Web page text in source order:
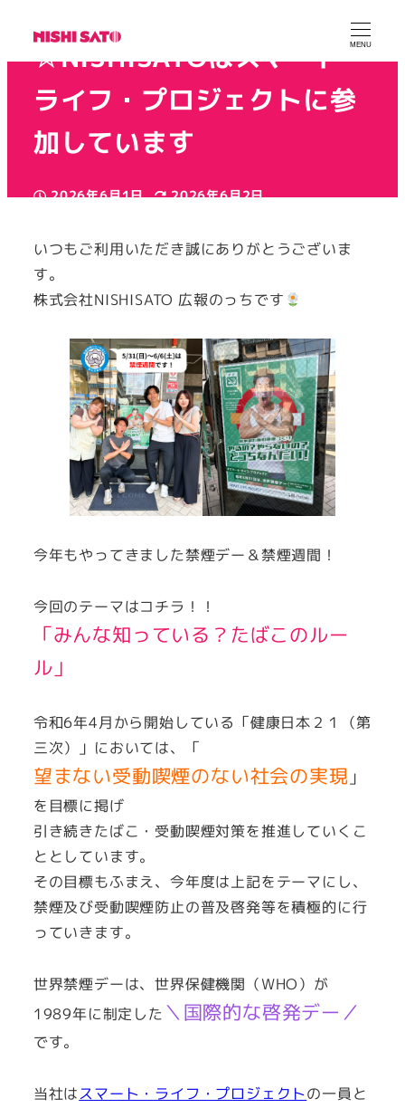
MENU
☆NISHISATOはスマート・
ライフ・プロジェクトに参
加しています
2026年6月1日
2026年6月2日
者
カテゴリー
取り組み カテゴリー
活動報告
いつもご利用いただき誠にありがとうございま
す。
株式会社NISHISATO 広報のっちです
今年もやってきました禁煙デー＆禁煙週間！
今回のテーマはコチラ！！
「みんな知っている？たばこのルー
ル」
令和6年4月から開始している「健康日本２１（第
三次）」においては、「
望まない受動喫煙のない社会の実現」
を目標に掲げ
引き続きたばこ・受動喫煙対策を推進していくこ
ととしています。
その目標もふまえ、今年度は上記をテーマにし、
禁煙及び受動喫煙防止の普及啓発等を積極的に行
っていきます。
世界禁煙デーは、世界保健機関（WHO）が
1989年に制定した ＼国際的な啓発デー／
です。
当社はスマート・ライフ・プロジェクトの一員と